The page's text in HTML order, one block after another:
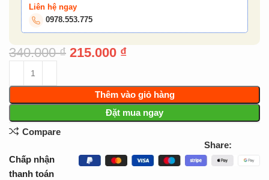
Liên hệ ngay
0978.553.775
340.000₫ 215.000 ₫
Thêm vào giỏ hàng
Đặt mua ngay
Compare
Share:
Chấp nhận
thanh toán